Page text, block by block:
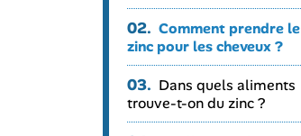
02. Comment prendre le
zinc pour les cheveux ?
03. Dans quels aliments
trouve-t-on du zinc ?